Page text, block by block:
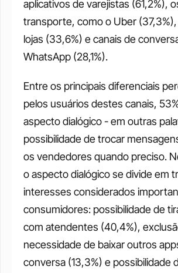
aplicativos de varejistas (61,2%),
transporte, como o Uber
lojas (33,6%) e canais de
WhatsApp (28,1%).
Entre os principais diferenciais
pelos usuários destes canais,
aspecto dialógico - em outras
possibilidade de trocar
os vendedores quando preciso.
o aspecto dialógico se divide em
interesses considerados
consumidores: possibilidade de
com atendentes (40,4%),
necessidade de baixar outros
conversa (13,3%) e possibilidade